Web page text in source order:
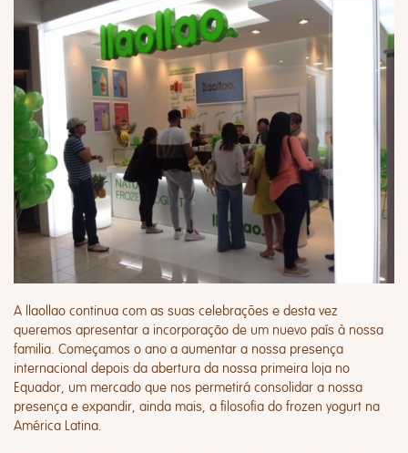
A llaollao continua com as suas celebrações e desta vez
queremos apresentar a incorporação de um nuevo país à nossa
familia. Começamos o ano a aumentar a nossa presença
internacional depois da abertura da nossa primeira loja no
Equador, um mercado que nos permetirá consolidar a nossa
presença e expandir, ainda mais, a filosofia do frozen yogurt na
América Latina.